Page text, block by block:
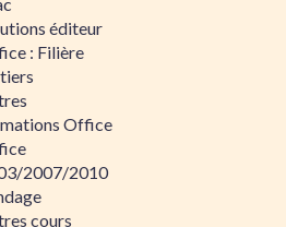
éditeur
: Filière
Office
2007/2010
cours